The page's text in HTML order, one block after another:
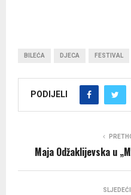
BILEĆA DJECA FESTIVAL
PODIJELI
Maja Odžaklijevska u